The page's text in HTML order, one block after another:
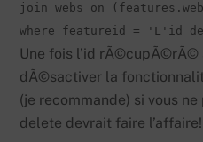
join webs on
where featureid = 'L'id
Une fois l’id rÃ©cupÃ©rÃ©
dÃ©sactiver la
(je recommande) si vous
delete devrait faire l’affaire!